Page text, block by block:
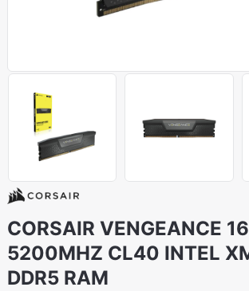
CORSAIR VENGEANCE
5200MHZ CL40 INTEL
DDR5 RAM